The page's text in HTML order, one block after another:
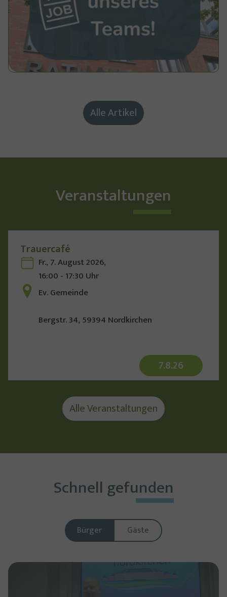
Alle Artikel
Veranstaltungen
7.8.26
Trauercafé
Fr., 7. August 2026,
16:00 - 17:30 Uhr
Ev. Gemeinde
Bergstr. 34, 59394 Nordkirchen
Alle Veranstaltungen
Schnell gefunden
Zielgruppen-
Bürger Gäste